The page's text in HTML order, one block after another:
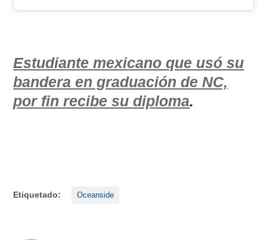
Estudiante mexicano que usó su
bandera en graduación de NC,
por fin recibe su diploma.
Etiquetado: Oceanside